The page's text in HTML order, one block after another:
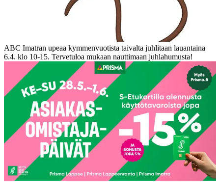
ABC Imatran upeaa kymmenvuotista taivalta juhlitaan lauantaina
6.4. klo 10-15. Tervetuloa mukaan nauttimaan juhlahumusta!